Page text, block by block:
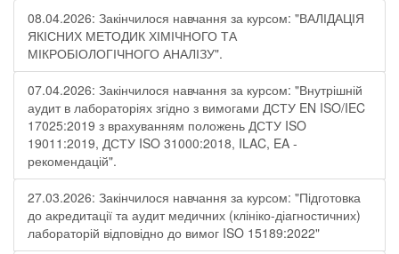
08.04.2026: Закінчилося навчання за курсом: "ВАЛІДАЦІЯ
ЯКІСНИХ МЕТОДИК ХІМІЧНОГО ТА
МІКРОБІОЛОГІЧНОГО АНАЛІЗУ".
07.04.2026: Закінчилося навчання за курсом: "Внутрішній
аудит в лабораторіях згідно з вимогами ДСТУ EN ISO/IEC
17025:2019 з врахуванням положень ДСТУ ISO
19011:2019, ДСТУ ISO 31000:2018, ILAC, EA -
рекомендацій".
27.03.2026: Закінчилося навчання за курсом: "Підготовка
до акредитації та аудит медичних (клініко-діагностичних)
лабораторій відповідно до вимог ISO 15189:2022"